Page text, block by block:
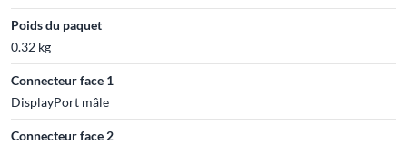
Poids du paquet
0.32 kg
Connecteur face 1
DisplayPort mâle
Connecteur face 2